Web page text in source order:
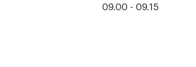
09.00 - 09.15